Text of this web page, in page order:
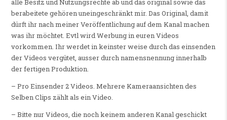
alle Besitz und Nutzungsrechte ab und das original sowie das
berabeitete gehören uneingeschränkt mir. Das Original, damit
dürft ihr nach meiner Veröffentlichung auf dem Kanal machen
was ihr möchtet. Evtl wird Werbung in euren Videos
vorkommen. Ihr werdet in keinster weise durch das einsenden
der Videos vergütet, ausser durch namensnennung innerhalb
der fertigen Produktion.
– Pro Einsender 2 Videos. Mehrere Kameraansichten des
Selben Clips zählt als ein Video.
– Bitte nur Videos, die noch keinem anderen Kanal geschickt